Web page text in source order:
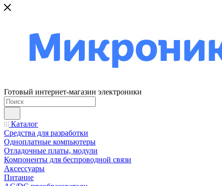
Готовый интернет-магазин электроники
Каталог
Средства для разработки
Одноплатные компьютеры
Отладочные платы, модули
Компоненты для беспроводной связи
Аксессуары
Питание